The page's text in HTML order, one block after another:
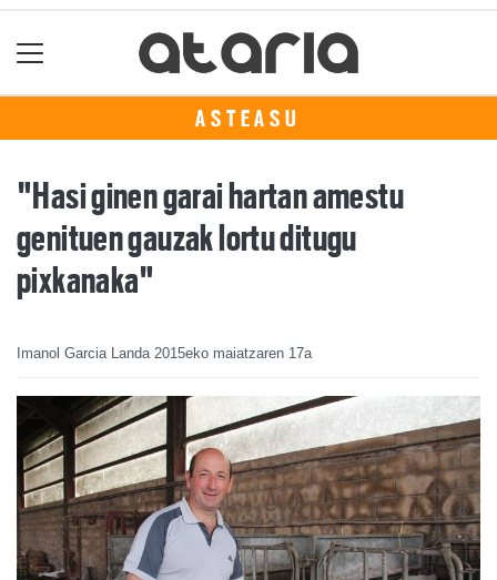
ASTEASU
"Hasi ginen garai hartan amestu
genituen gauzak lortu ditugu
pixkanaka"
Imanol Garcia Landa 2015eko maiatzaren 17a